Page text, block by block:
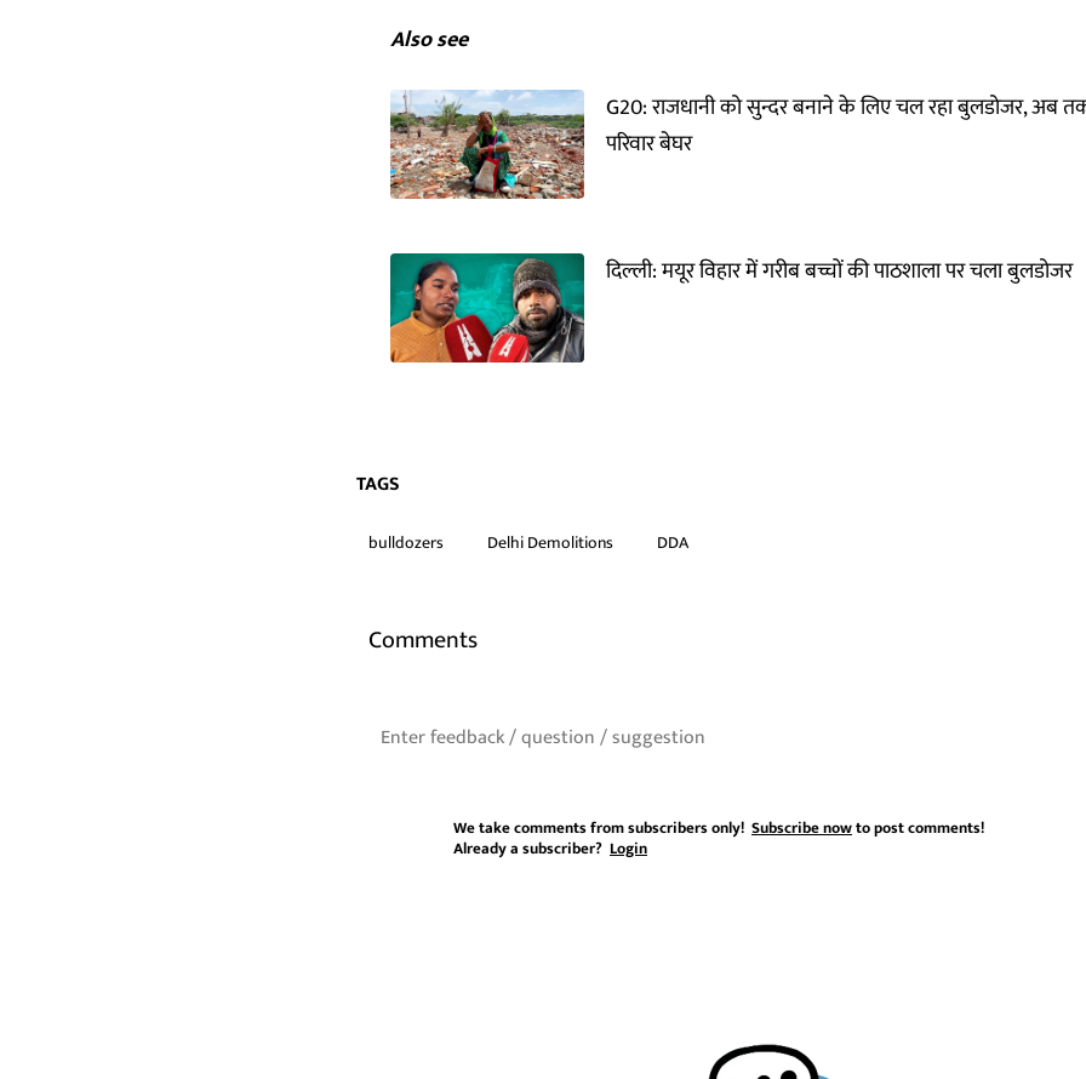
Also see
G20: राजधानी को सुन्दर बनाने के लिए चल रहा बुलडोजर, अब
परिवार बेघर
दिल्ली: मयूर विहार में गरीब बच्चों की पाठशाला पर चला बुलडोजर
TAGS
bulldozers Delhi Demolitions DDA
Comments
We take comments from subscribers only! Subscribe nowto post comments!
Already a subscriber? Login